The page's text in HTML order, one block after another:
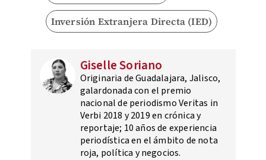
Inversión Extranjera Directa (IED)
Giselle Soriano
Originaria de Guadalajara, Jalisco,
galardonada con el premio
nacional de periodismo Veritas in
Verbi 2018 y 2019 en crónica y
reportaje; 10 años de experiencia
periodística en el ámbito de nota
roja, política y negocios.